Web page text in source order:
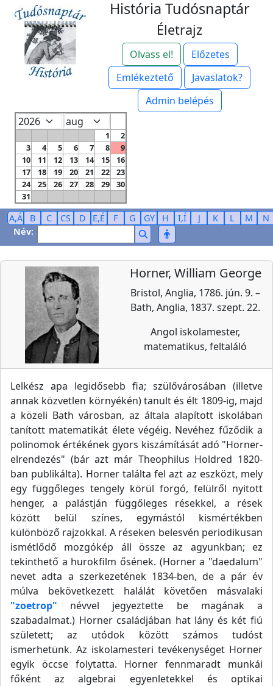
História Tudósnaptár
Életrajz
Olvass el!
Előzetes
Emlékeztető
Javaslatok?
Admin belépés
1
2
3
4 5 6 7 8
9
10
11 12 13 14 15
16
17
18 19 20 21 22
23
24
25 26 27 28 29
30
31
A,Á B C CS D E,É F G GY H I,Í J K L M
N
Név:
Horner, William George
Bristol, Anglia, 1786. jún. 9. –
Bath, Anglia, 1837. szept. 22.
Angol iskolamester,
matematikus, feltaláló
Lelkész apa legidősebb fia; szülővárosában (illetve
annak közvetlen környékén) tanult és élt 1809-ig, majd
a közeli Bath városban, az általa alapított iskolában
tanított matematikát élete végéig. Nevéhez fűződik a
polinomok értékének gyors kiszámítását adó "Horner-
elrendezés" (bár azt már Theophilus Holdred 1820-
ban publikálta). Horner találta fel azt az eszközt, mely
egy függőleges tengely körül forgó, felülről nyitott
henger, a palástján függőleges résekkel, a rések
között belül színes, egymástól kismértékben
különböző rajzokkal. A réseken belesvén periodikusan
ismétlődő mozgókép áll össze az agyunkban; ez
tekinthető a hurokfilm ősének. (Horner a "daedalum"
nevet adta a szerkezetének 1834-ben, de a pár év
múlva bekövetkezett halálát követően másvalaki
"zoetrop" névvel jegyeztette be magának a
szabadalmat.) Horner családjában hat lány és két fiú
született; az utódok között számos tudóst
ismerhetünk. Az iskolamesteri tevékenységet Horner
egyik öccse folytatta. Horner fennmaradt munkái
főként az algebrai egyenletekkel és optikai